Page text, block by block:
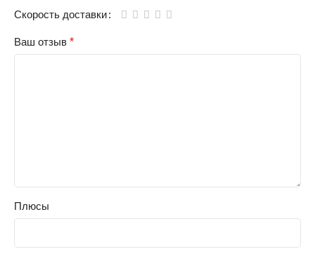
Скорость доставки
Ваш отзыв *
Плюсы